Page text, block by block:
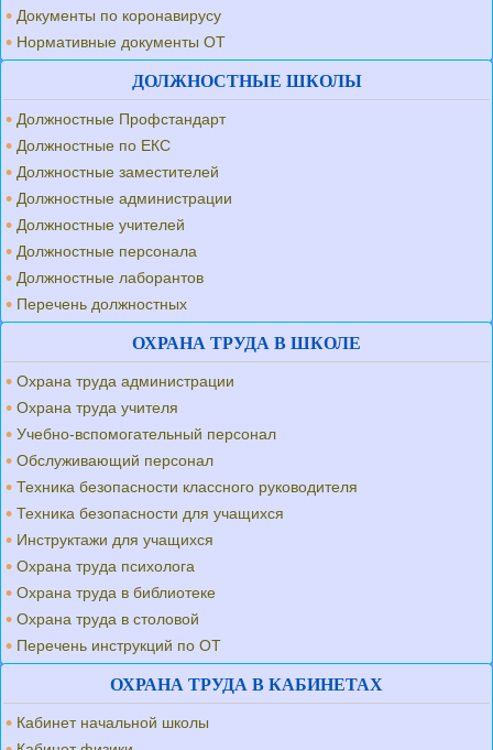
Документы по коронавирусу
Нормативные документы ОТ
ДОЛЖНОСТНЫЕ ШКОЛЫ
Должностные Профстандарт
Должностные по ЕКС
Должностные заместителей
Должностные администрации
Должностные учителей
Должностные персонала
Должностные лаборантов
Перечень должностных
ОХРАНА ТРУДА В ШКОЛЕ
Охрана труда администрации
Охрана труда учителя
Учебно-вспомогательный персонал
Обслуживающий персонал
Техника безопасности классного руководителя
Техника безопасности для учащихся
Инструктажи для учащихся
Охрана труда психолога
Охрана труда в библиотеке
Охрана труда в столовой
Перечень инструкций по ОТ
ОХРАНА ТРУДА В КАБИНЕТАХ
Кабинет начальной школы